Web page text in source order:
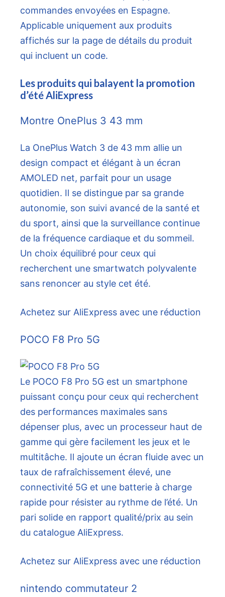
commandes envoyées en Espagne.
Applicable uniquement aux produits
affichés sur la page de détails du produit
qui incluent un code.
Les produits qui balayent la promotion
d’été AliExpress
Montre OnePlus 3 43 mm
La OnePlus Watch 3 de 43 mm allie un
design compact et élégant à un écran
AMOLED net, parfait pour un usage
quotidien. Il se distingue par sa grande
autonomie, son suivi avancé de la santé et
du sport, ainsi que la surveillance continue
de la fréquence cardiaque et du sommeil.
Un choix équilibré pour ceux qui
recherchent une smartwatch polyvalente
sans renoncer au style cet été.
Achetez sur AliExpress avec une réduction
POCO F8 Pro 5G
Le POCO F8 Pro 5G est un smartphone
puissant conçu pour ceux qui recherchent
des performances maximales sans
dépenser plus, avec un processeur haut de
gamme qui gère facilement les jeux et le
multitâche. Il ajoute un écran fluide avec un
taux de rafraîchissement élevé, une
connectivité 5G et une batterie à charge
rapide pour résister au rythme de l’été. Un
pari solide en rapport qualité/prix au sein
du catalogue AliExpress.
Achetez sur AliExpress avec une réduction
nintendo commutateur 2